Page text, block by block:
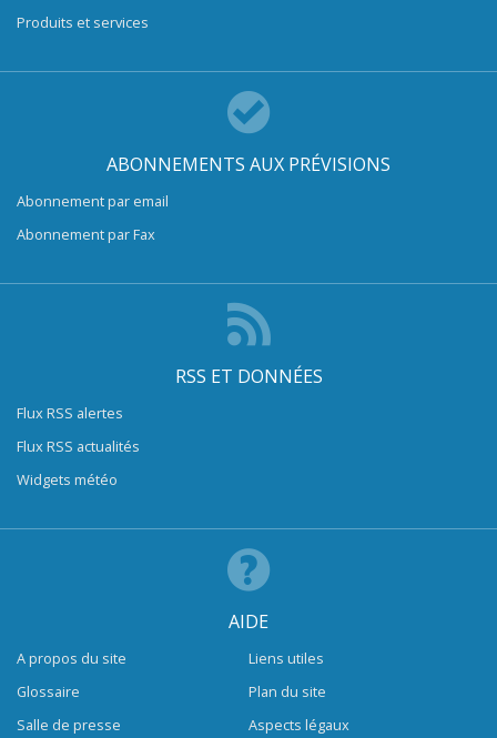
Produits et services
ABONNEMENTS AUX PRÉVISIONS
Abonnement par email
Abonnement par Fax
RSS ET DONNÉES
Flux RSS alertes
Flux RSS actualités
Widgets météo
AIDE
A propos du site
Glossaire
Salle de presse
Liens utiles
Plan du site
Aspects légaux